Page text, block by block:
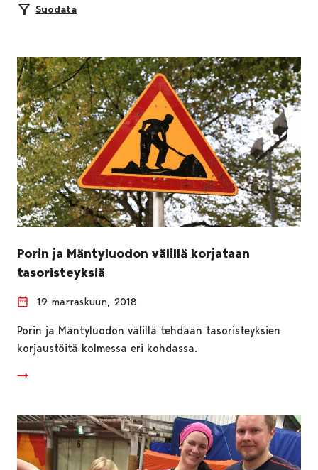
Suodata
Porin ja Mäntyluodon välillä korjataan
tasoristeyksiä
19 marraskuun, 2018
Porin ja Mäntyluodon välillä tehdään tasoristeyksien
korjaustöitä kolmessa eri kohdassa.